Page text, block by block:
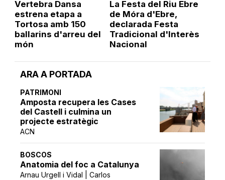
ARA A PORTADA
PATRIMONI
Amposta recupera les Cases
del Castell i culmina un
projecte estratègic
ACN
BOSCOS
Anatomia del foc a Catalunya
Arnau Urgell i Vidal | Carlos
Vertebra Dansa
estrena etapa a
Tortosa amb 150
ballarins d'arreu del
món
La Festa del Riu Ebre
de Móra d'Ebre,
declarada Festa
Tradicional d'Interès
Nacional